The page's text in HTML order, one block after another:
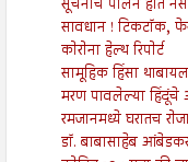
सूचनांचे पालन होत
सावधान ! टिकटॉक,
कोरोना हेल्थ रिपोर्ट
सामूहिक हिंसा
मरण पावलेल्या हिंदूंचे
रमजानमध्ये घरातच
डॉ. बाबासाहेब